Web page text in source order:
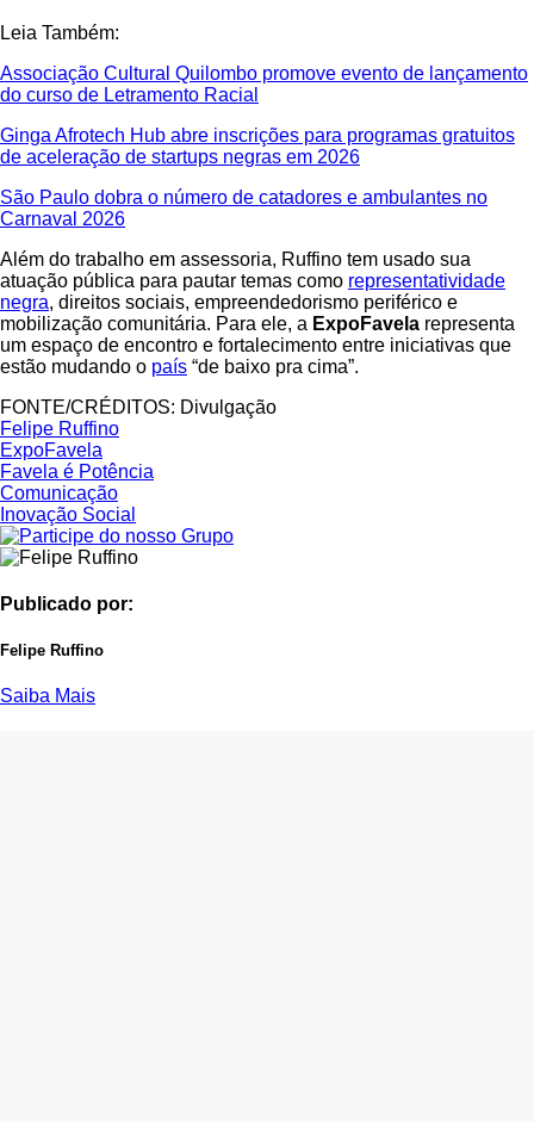
Leia Também:
Associação Cultural Quilombo promove evento de lançamento
do curso de Letramento Racial
Ginga Afrotech Hub abre inscrições para programas gratuitos
de aceleração de startups negras em 2026
São Paulo dobra o número de catadores e ambulantes no
Carnaval 2026
Além do trabalho em assessoria, Ruffino tem usado sua
atuação pública para pautar temas como representatividade
negra, direitos sociais, empreendedorismo periférico e
mobilização comunitária. Para ele, a ExpoFavela representa
um espaço de encontro e fortalecimento entre iniciativas que
estão mudando o país “de baixo pra cima”.
FONTE/CRÉDITOS: Divulgação
Felipe Ruffino
ExpoFavela
Favela é Potência
Comunicação
Inovação Social
Publicado por:
Felipe Ruffino
Saiba Mais